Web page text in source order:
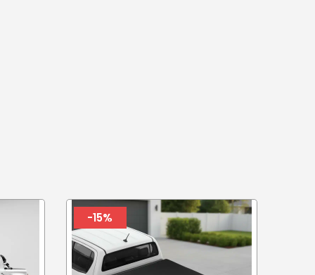
-15%